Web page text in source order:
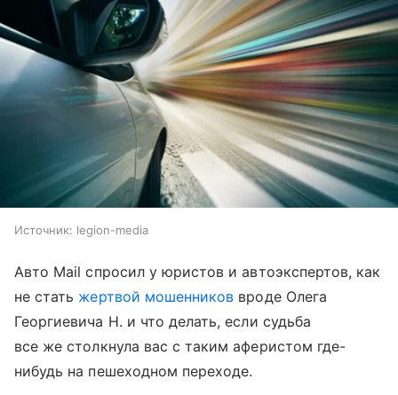
Источник: legion-media
Авто Mail спросил у юристов и автоэкспертов, как
не стать жертвой мошенников вроде Олега
Георгиевича Н. и что делать, если судьба
все же столкнула вас с таким аферистом где-
нибудь на пешеходном переходе.